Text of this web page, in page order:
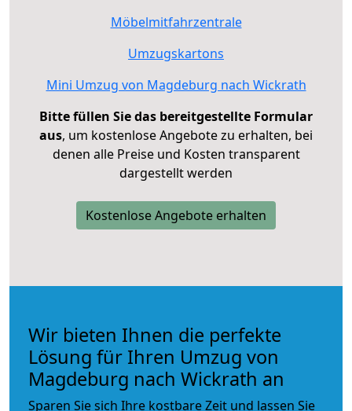
Möbelmitfahrzentrale
Umzugskartons
Mini Umzug von Magdeburg nach Wickrath
Bitte füllen Sie das bereitgestellte Formular
aus, um kostenlose Angebote zu erhalten, bei
denen alle Preise und Kosten transparent
dargestellt werden
Kostenlose Angebote erhalten
Wir bieten Ihnen die perfekte
Lösung für Ihren Umzug von
Magdeburg nach Wickrath an
Sparen Sie sich Ihre kostbare Zeit und lassen Sie